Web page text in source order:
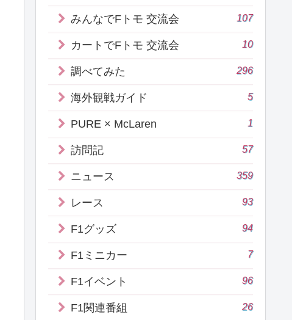
みんなでFトモ 交流会 107
カートでFトモ 交流会 10
調べてみた 296
海外観戦ガイド 5
PURE × McLaren 1
訪問記 57
ニュース 359
レース 93
F1グッズ 94
F1ミニカー 7
F1イベント 96
F1関連番組 26